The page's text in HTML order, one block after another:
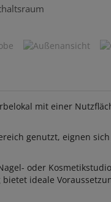
mit einer
genutzt, eignen
oder
ideale